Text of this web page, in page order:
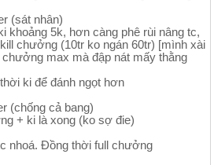
(sát nhân)
khoảng 5k, hơn càng phê rùi nâng tc,
chưởng (10tr ko ngán 60tr) [mình xài
max mà đập nát mấy thằng
ki để đánh ngọt hơn
(chống cả bang)
+ ki là xong (ko sợ đie)
nhoá. Đồng thời full chưởng